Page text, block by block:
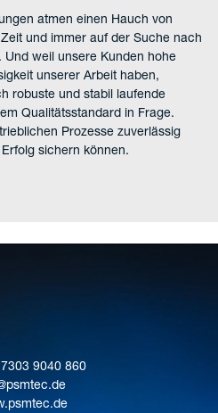
atmen einen Hauch von
und immer auf der Suche nach
Und weil unsere Kunden hohe
unserer Arbeit haben,
robuste und stabil laufende
Qualitätsstandard in Frage.
Prozesse zuverlässig
sichern können.
9040 860